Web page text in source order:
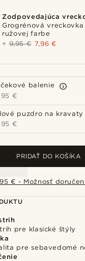
Zodpovedajúca
Grogrénová
ružovej farbe
+9,95 € 7,96 €
balenie
€
puzdro na kravaty
€
PRIDAŤ DO KOŠÍKA
€ - Možnosť
pre klasické štýly
pre sebavedomé